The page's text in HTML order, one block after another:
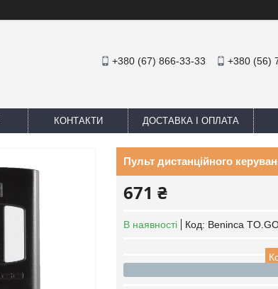
+380 (67) 866-33-33 +380 (56)
КОНТАКТИ ДОСТАВКА І ОПЛАТА
Пульт дистанційного
671 ₴
В наявності Код: Beninca